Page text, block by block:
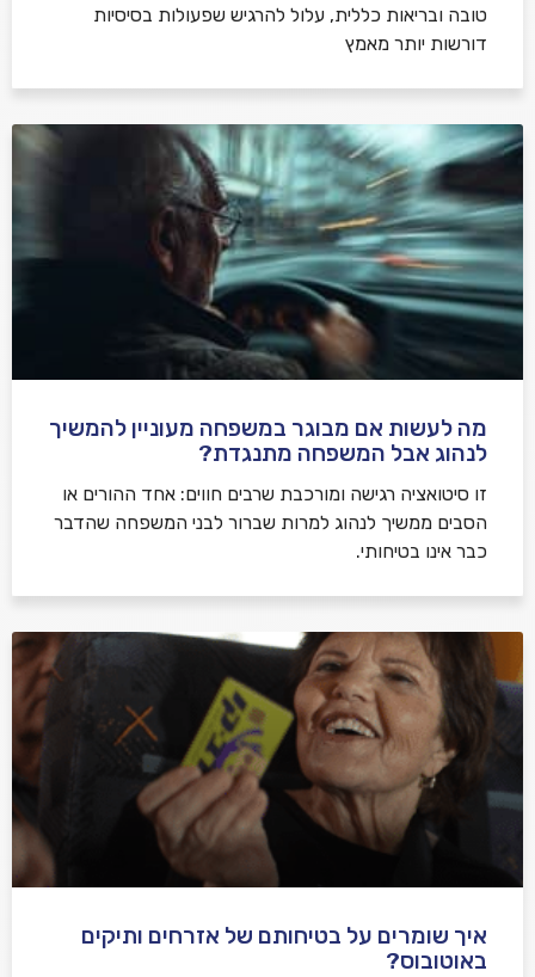
טובה ובריאות כללית, עלול להרגיש שפעולות בסיסיות
דורשות יותר מאמץ
מה לעשות אם מבוגר במשפחה מעוניין להמשיך
לנהוג אבל המשפחה מתנגדת?
זו סיטואציה רגישה ומורכבת שרבים חווים: אחד ההורים או
הסבים ממשיך לנהוג למרות שברור לבני המשפחה שהדבר
כבר אינו בטיחותי.
איך שומרים על בטיחותם של אזרחים ותיקים
באוטובוס?